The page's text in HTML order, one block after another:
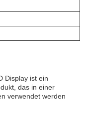
Display ist ein
das in einer
verwendet werden